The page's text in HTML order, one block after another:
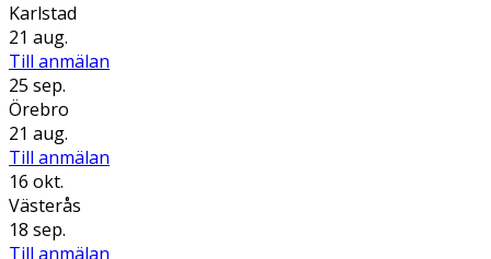
Karlstad
21 aug.
Till anmälan
25 sep.
Örebro
21 aug.
Till anmälan
16 okt.
Västerås
18 sep.
Till anmälan